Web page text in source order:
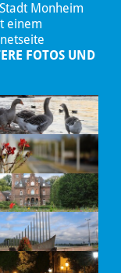
Monheim
einem
FOTOS UND